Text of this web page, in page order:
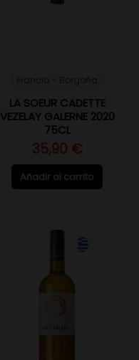
LA SOEUR CADETTE
VEZELAY GALERNE 2020
75CL
35,90 €
Añadir al carrito